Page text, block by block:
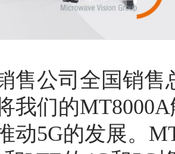
售公司全国销售
我们的
动5G的发展。